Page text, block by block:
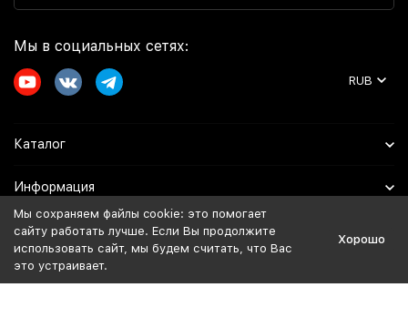
Мы в социальных сетях:
RUB
Каталог
Информация
Помощь
Политика персональных данных
Мы сохраняем файлы cookie: это помогает
сайту работать лучше. Если Вы продолжите
использовать сайт, мы будем считать, что Вас
это устраивает.
Хорошо